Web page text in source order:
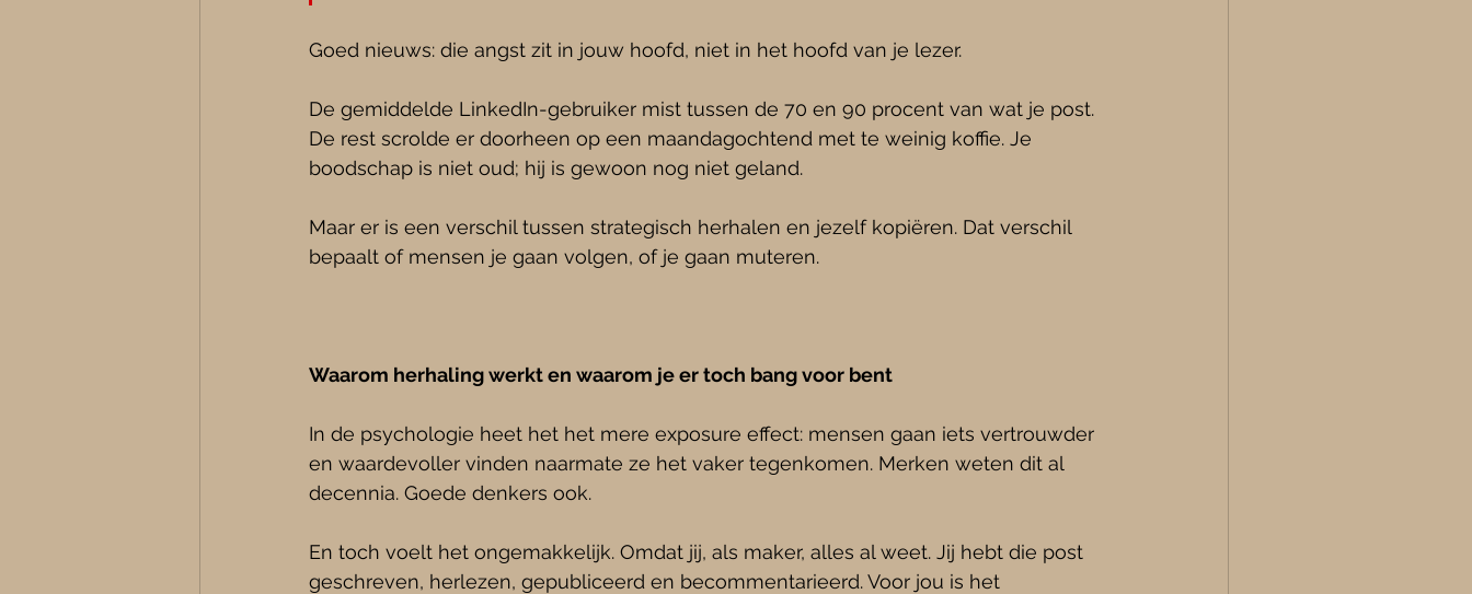
Goed nieuws: die angst zit in jouw hoofd, niet in het hoofd van je lezer.
De gemiddelde LinkedIn-gebruiker mist tussen de 70 en 90 procent van wat je post.
De rest scrolde er doorheen op een maandagochtend met te weinig koffie. Je
boodschap is niet oud; hij is gewoon nog niet geland.
Maar er is een verschil tussen strategisch herhalen en jezelf kopiëren. Dat verschil
bepaalt of mensen je gaan volgen, of je gaan muteren.
Waarom herhaling werkt en waarom je er toch bang voor bent
In de psychologie heet het het mere exposure effect: mensen gaan iets vertrouwder
en waardevoller vinden naarmate ze het vaker tegenkomen. Merken weten dit al
decennia. Goede denkers ook.
En toch voelt het ongemakkelijk. Omdat jij, als maker, alles al weet. Jij hebt die post
geschreven, herlezen, gepubliceerd en becommentarieerd. Voor jou is het